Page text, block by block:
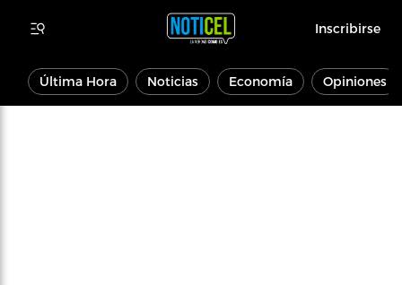
Inscribirse
Última Hora Noticias Economía Opiniones